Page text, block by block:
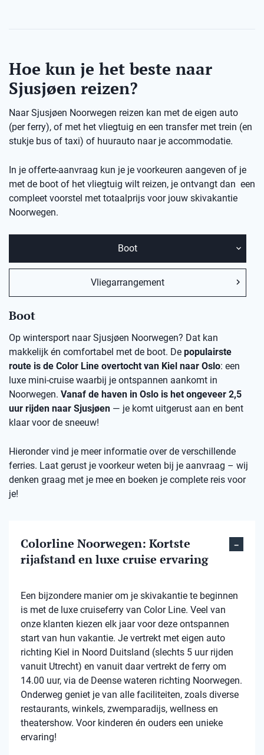
Hoe kun je het beste naar
Sjusjøen reizen?
Naar Sjusjøen Noorwegen reizen kan met de eigen auto
(per ferry), of met het vliegtuig en een transfer met trein (en
stukje bus of taxi) of huurauto naar je accommodatie.
In je offerte-aanvraag kun je je voorkeuren aangeven of je
met de boot of het vliegtuig wilt reizen, je ontvangt dan een
compleet voorstel met totaalprijs voor jouw skivakantie
Noorwegen.
Boot
Vliegarrangement
Boot
Op wintersport naar Sjusjøen Noorwegen? Dat kan
makkelijk én comfortabel met de boot. De populairste
route is de Color Line overtocht van Kiel naar Oslo: een
luxe mini-cruise waarbij je ontspannen aankomt in
Noorwegen. Vanaf de haven in Oslo is het ongeveer 2,5
uur rijden naar Sjusjøen — je komt uitgerust aan en bent
klaar voor de sneeuw!
Hieronder vind je meer informatie over de verschillende
ferries. Laat gerust je voorkeur weten bij je aanvraag – wij
denken graag met je mee en boeken je complete reis voor
je!
Colorline Noorwegen: Kortste
rijafstand en luxe cruise ervaring
Een bijzondere manier om je skivakantie te beginnen
is met de luxe cruiseferry van Color Line. Veel van
onze klanten kiezen elk jaar voor deze ontspannen
start van hun vakantie. Je vertrekt met eigen auto
richting Kiel in Noord Duitsland (slechts 5 uur rijden
vanuit Utrecht) en vanuit daar vertrekt de ferry om
14.00 uur, via de Deense wateren richting Noorwegen.
Onderweg geniet je van alle faciliteiten, zoals diverse
restaurants, winkels, zwemparadijs, wellness en
theatershow. Voor kinderen én ouders een unieke
ervaring!